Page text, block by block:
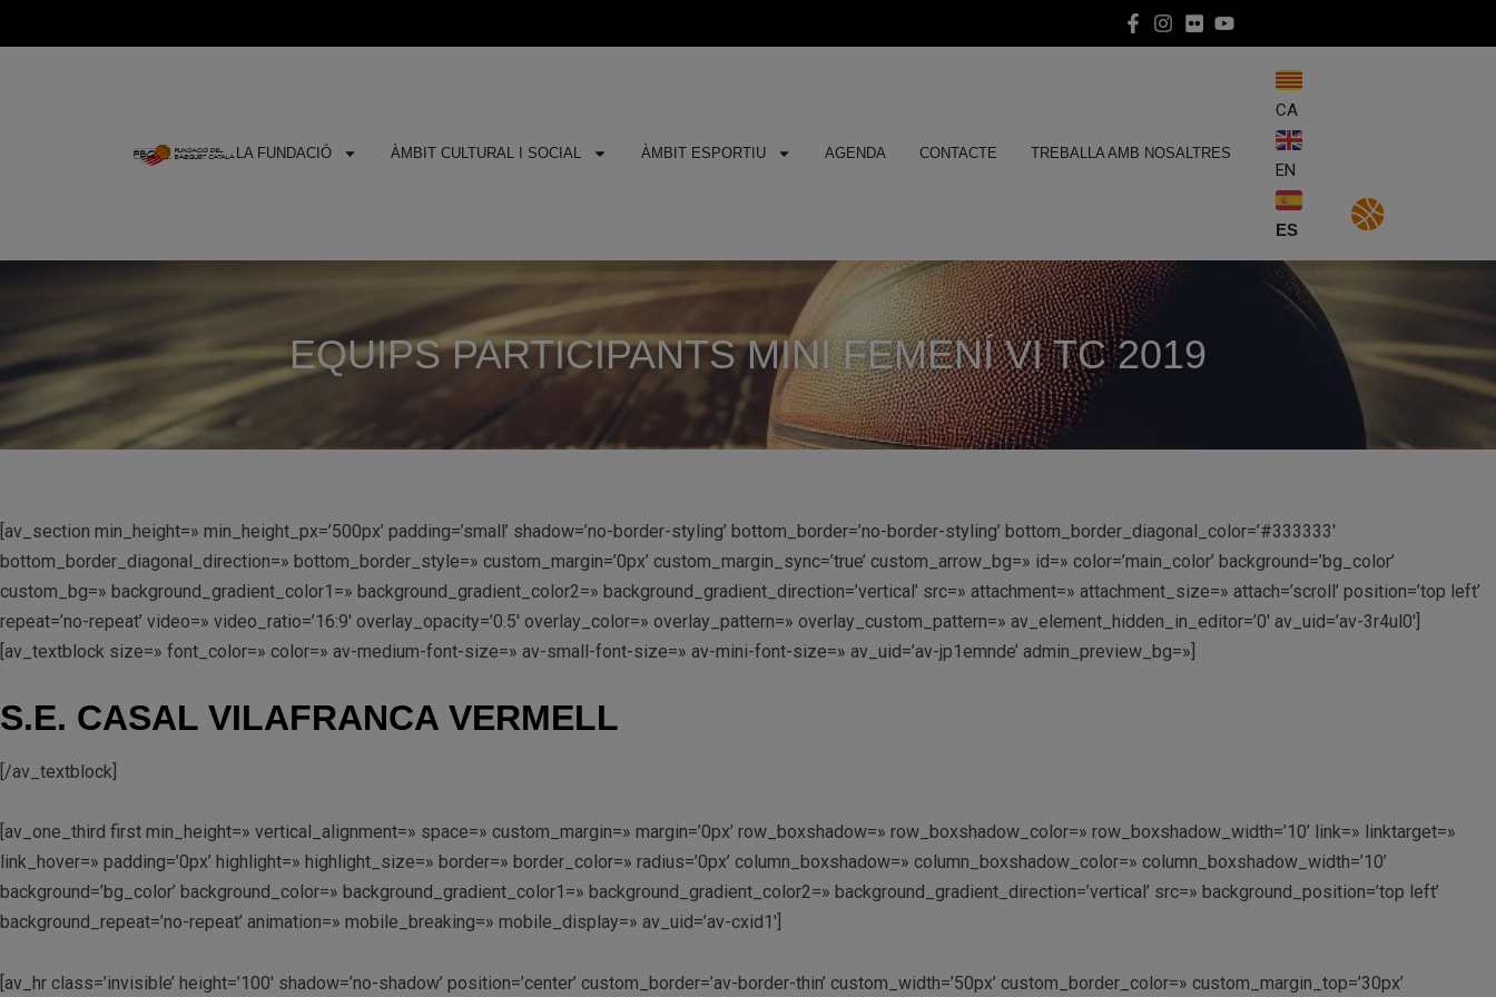
LA FUNDACIÓ ÀMBIT CULTURAL I SOCIAL ÀMBIT ESPORTIU AGENDA CONTACTE TREBALLA AMB NOSALTRES
CA
EN
ES
EQUIPS PARTICIPANTS MINI FEMENÍ VI TC 2019
[av_section min_height=» min_height_px=’500px’ padding=’small’ shadow=’no-border-styling’ bottom_border=’no-border-styling’ bottom_border_diagonal_color=’#333333′
bottom_border_diagonal_direction=» bottom_border_style=» custom_margin=’0px’ custom_margin_sync=’true’ custom_arrow_bg=» id=» color=’main_color’ background=’bg_color’
custom_bg=» background_gradient_color1=» background_gradient_color2=» background_gradient_direction=’vertical’ src=» attachment=» attachment_size=» attach=’scroll’ position=’top left’
repeat=’no-repeat’ video=» video_ratio=’16:9′ overlay_opacity=’0.5′ overlay_color=» overlay_pattern=» overlay_custom_pattern=» av_element_hidden_in_editor=’0′ av_uid=’av-3r4ul0′]
[av_textblock size=» font_color=» color=» av-medium-font-size=» av-small-font-size=» av-mini-font-size=» av_uid=’av-jp1emnde’ admin_preview_bg=»]
S.E. CASAL VILAFRANCA VERMELL
[/av_textblock]
[av_one_third first min_height=» vertical_alignment=» space=» custom_margin=» margin=’0px’ row_boxshadow=» row_boxshadow_color=» row_boxshadow_width=’10’ link=» linktarget=»
link_hover=» padding=’0px’ highlight=» highlight_size=» border=» border_color=» radius=’0px’ column_boxshadow=» column_boxshadow_color=» column_boxshadow_width=’10’
background=’bg_color’ background_color=» background_gradient_color1=» background_gradient_color2=» background_gradient_direction=’vertical’ src=» background_position=’top left’
background_repeat=’no-repeat’ animation=» mobile_breaking=» mobile_display=» av_uid=’av-cxid1′]
[av_hr class=’invisible’ height=’100′ shadow=’no-shadow’ position=’center’ custom_border=’av-border-thin’ custom_width=’50px’ custom_border_color=» custom_margin_top=’30px’